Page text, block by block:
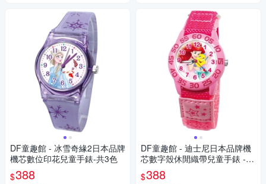
DF童趣館 - 冰雪奇緣2日本品牌
機芯數位印花兒童手錶-共3色
$388
DF童趣館 - 迪士尼日本品牌機
芯數字殼休閒織帶兒童手錶 -
多款可選
$388